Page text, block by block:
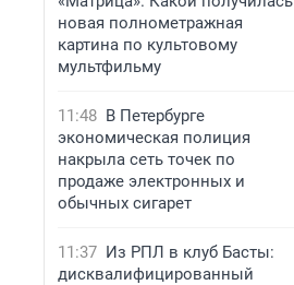
новая полнометражная
картина по культовому
мультфильму
11:48 В Петербурге
экономическая полиция
накрыла сеть точек по
продаже электронных и
обычных сигарет
11:37 Из РПЛ в клуб Басты:
дисквалифицированный